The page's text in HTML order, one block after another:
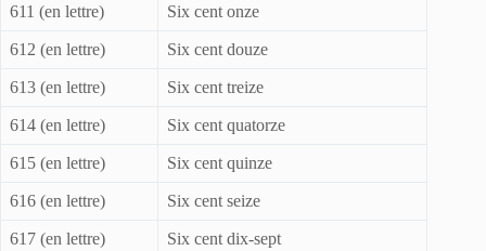
611 (en lettre) Six cent onze
612 (en lettre) Six cent douze
613 (en lettre) Six cent treize
614 (en lettre) Six cent quatorze
615 (en lettre) Six cent quinze
616 (en lettre) Six cent seize
617 (en lettre) Six cent dix-sept